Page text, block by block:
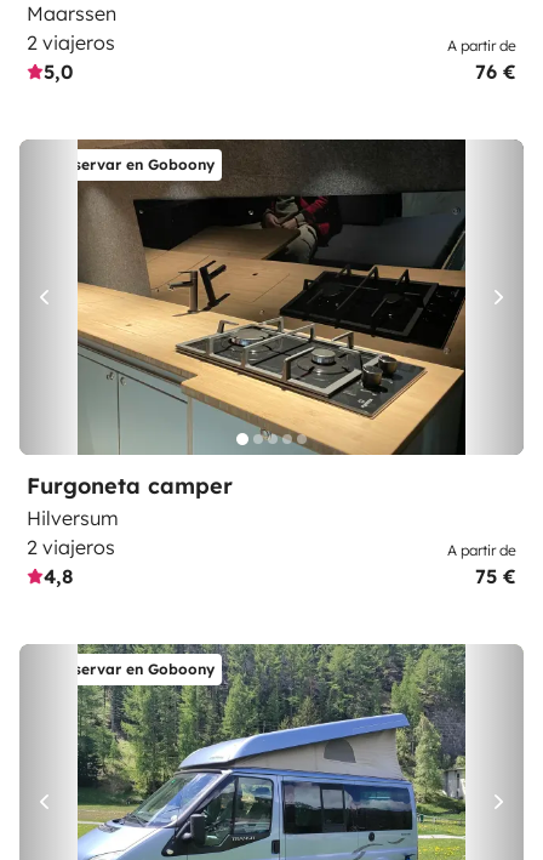
Maarssen
2 viajeros
5,0
A partir de
76 €
Reservar en Goboony
Furgoneta camper
Hilversum
2 viajeros
4,8
A partir de
75 €
Reservar en Goboony